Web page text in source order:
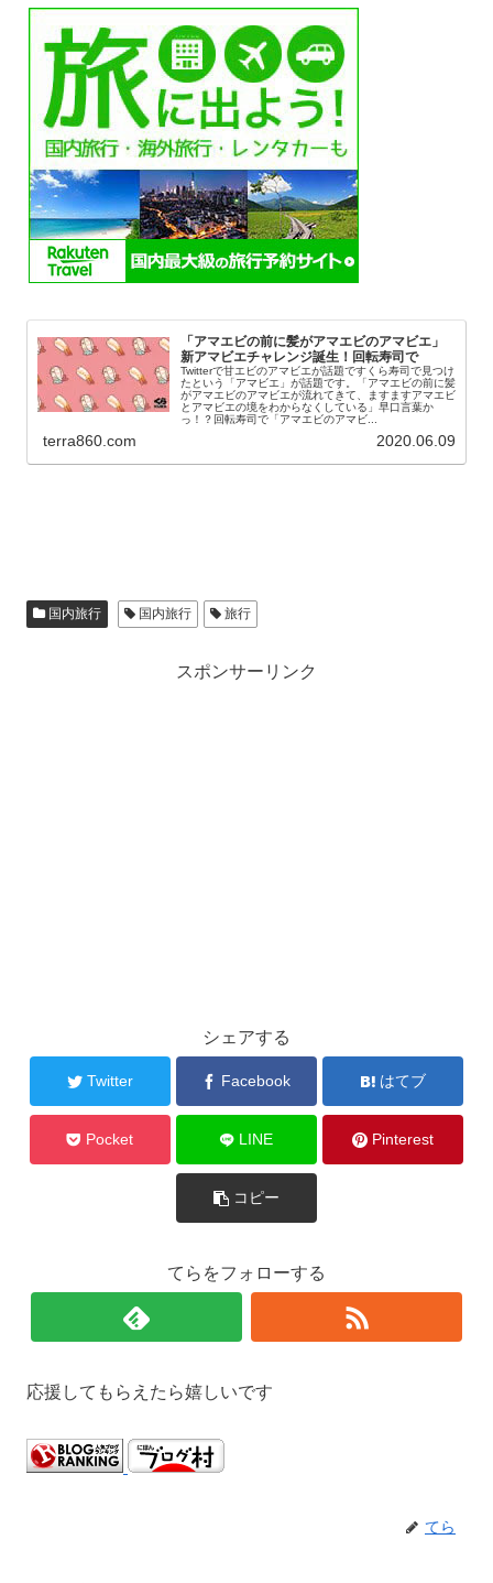
「アマエビの前に髪がアマエビのアマビエ」
新アマビエチャレンジ誕生！回転寿司で
Twitterで甘エビのアマビエが話題ですくら寿司で見つけ
たという「アマビエ」が話題です。「アマエビの前に髪
がアマエビのアマビエが流れてきて、ますますアマエビ
とアマビエの境をわからなくしている」早口言葉か
っ！？回転寿司で「アマエビのアマビ...
terra860.com 2020.06.09
国内旅行 国内旅行 旅行
スポンサーリンク
シェアする
Twitter Facebook はてブ
Pocket LINE Pinterest
コピー
てらをフォローする
応援してもらえたら嬉しいです
てら